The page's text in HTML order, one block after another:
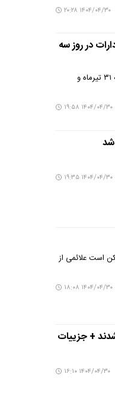
۱۴۰۴/۰۴/۳۰ ۲۰:۲۸
در روز سه
در پی تداوم گرمای کم‌سابقه در مناطق مختلف کشور، برخی از استان‌ها در روزهای سه‌شنبه ۳۱ تیرماه و
۱۴۰۴/۰۴/۳۰ ۱۹:۵۸
شد
۱۴۰۴/۰۴/۳۰ ۱۹:۳۵
است علائمی از
۱۴۰۴/۰۴/۳۰ ۱۸:۰۸
+ جزییات
۱۴۰۴/۰۴/۳۰ ۱۶:۱۰